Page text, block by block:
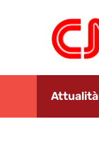
contenuto
Attualità